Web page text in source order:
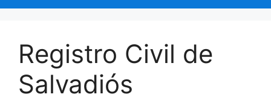
Registro Civil de
Salvadiós